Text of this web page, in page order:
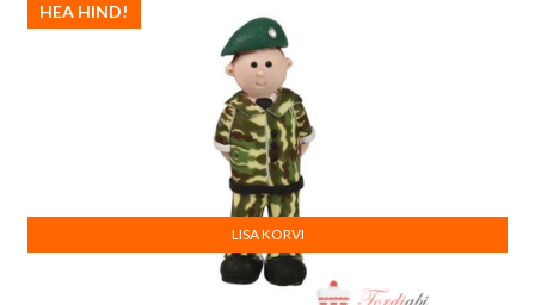
HEA HIND!
LISA KORVI